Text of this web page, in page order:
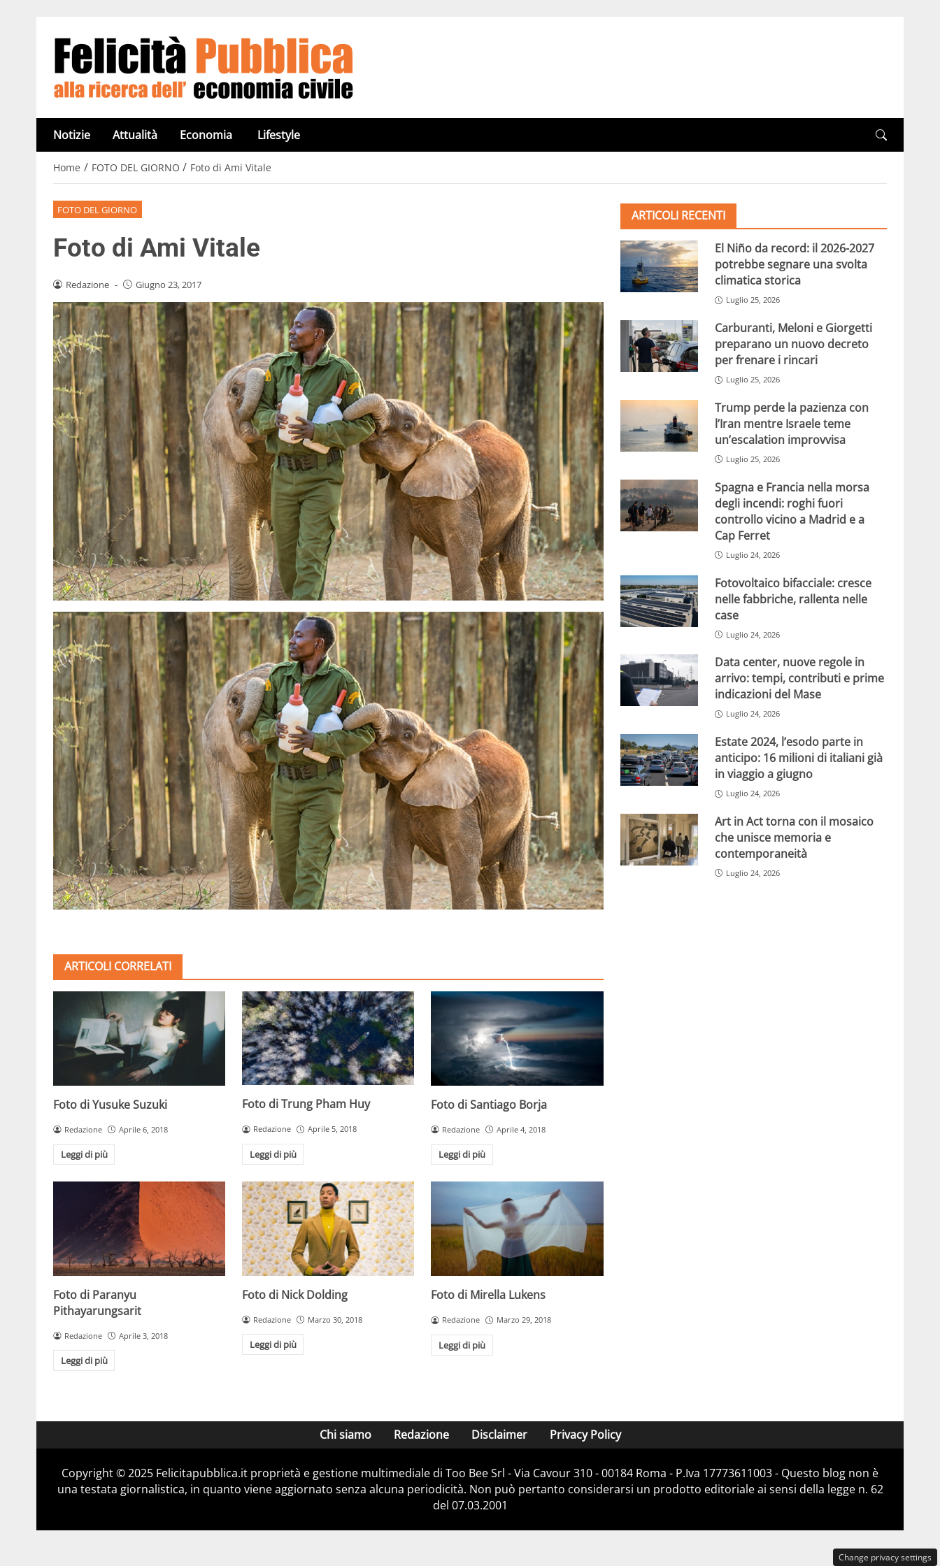
Notizie Attualità Economia Lifestyle
Home / FOTO DEL GIORNO / Foto di Ami Vitale
FOTO DEL GIORNO
Foto di Ami Vitale
Redazione - Giugno 23, 2017
ARTICOLI CORRELATI
Foto di Yusuke Suzuki
Redazione Aprile 6, 2018
Leggi di più
Foto di Trung Pham Huy
Redazione Aprile 5, 2018
Leggi di più
Foto di Santiago Borja
Redazione Aprile 4, 2018
Leggi di più
Foto di Paranyu
Pithayarungsarit
Redazione Aprile 3, 2018
Leggi di più
Foto di Nick Dolding
Redazione Marzo 30, 2018
Leggi di più
Foto di Mirella Lukens
Redazione Marzo 29, 2018
Leggi di più
ARTICOLI RECENTI
El Niño da record: il 2026-2027
potrebbe segnare una svolta
climatica storica
Luglio 25, 2026
Carburanti, Meloni e Giorgetti
preparano un nuovo decreto
per frenare i rincari
Luglio 25, 2026
Trump perde la pazienza con
l’Iran mentre Israele teme
un’escalation improvvisa
Luglio 25, 2026
Spagna e Francia nella morsa
degli incendi: roghi fuori
controllo vicino a Madrid e a
Cap Ferret
Luglio 24, 2026
Fotovoltaico bifacciale: cresce
nelle fabbriche, rallenta nelle
case
Luglio 24, 2026
Data center, nuove regole in
arrivo: tempi, contributi e prime
indicazioni del Mase
Luglio 24, 2026
Estate 2024, l’esodo parte in
anticipo: 16 milioni di italiani già
in viaggio a giugno
Luglio 24, 2026
Art in Act torna con il mosaico
che unisce memoria e
contemporaneità
Luglio 24, 2026
Chi siamo Redazione Disclaimer Privacy Policy
Copyright © 2025 Felicitapubblica.it proprietà e gestione multimediale di Too Bee Srl - Via Cavour 310 - 00184 Roma - P.Iva 17773611003 - Questo blog non è
una testata giornalistica, in quanto viene aggiornato senza alcuna periodicità. Non può pertanto considerarsi un prodotto editoriale ai sensi della legge n. 62
del 07.03.2001
Change privacy settings